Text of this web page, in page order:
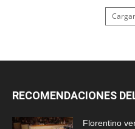
RECOMENDACIONES
Florentino